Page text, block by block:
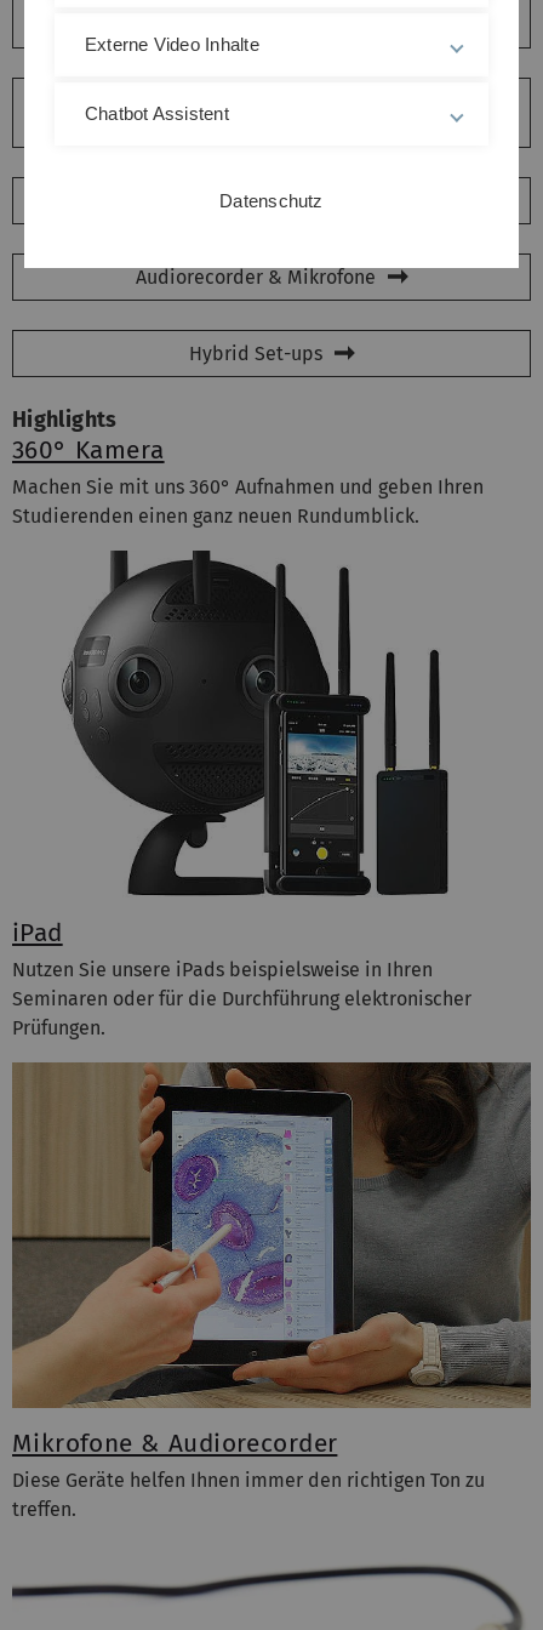
Zubehör & Sonstiges
Bildschirme & Co
Audiorecorder & Mikrofone
Hybrid Set-ups
Highlights
360° Kamera
Machen Sie mit uns 360° Aufnahmen und geben Ihren
Studierenden einen ganz neuen Rundumblick.
iPad
Nutzen Sie unsere iPads beispielsweise in Ihren
Seminaren oder für die Durchführung elektronischer
Prüfungen.
Mikrofone & Audiorecorder
Diese Geräte helfen Ihnen immer den richtigen Ton zu
treffen.
Externe Video Inhalte
Chatbot Assistent
Datenschutz